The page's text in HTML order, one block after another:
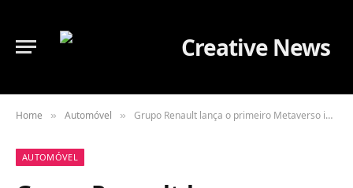
Home » Automóvel » Grupo Renault lança o primeiro Metaverso industrial
AUTOMÓVEL